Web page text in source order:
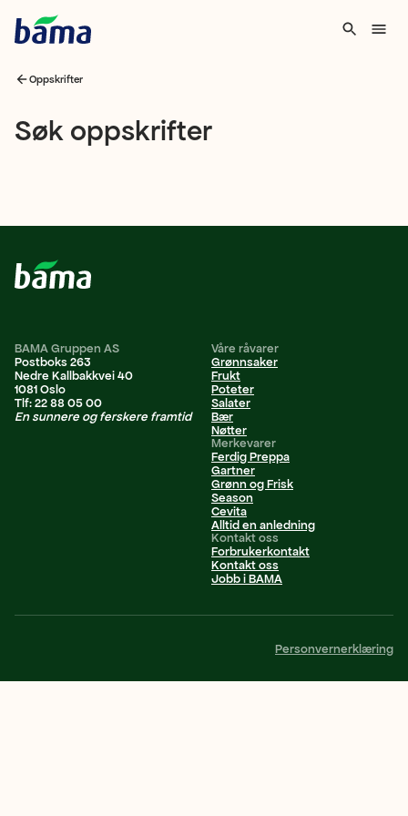
Oppskrifter
Søk
Søk oppskrifter
BAMA Gruppen AS
Postboks 263
Nedre Kallbakkvei 40
1081 Oslo
Tlf: 22 88 05 00
En sunnere og ferskere framtid
Våre råvarer
Grønnsaker
Frukt
Poteter
Salater
Bær
Nøtter
Merkevarer
Ferdig Preppa
Gartner
Grønn og Frisk
Season
Cevita
Alltid en anledning
Kontakt oss
Forbrukerkontakt
Kontakt oss
Jobb i BAMA
Personvernerklæring